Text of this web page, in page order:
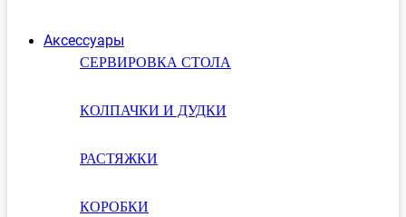
Аксессуары
СЕРВИРОВКА СТОЛА
КОЛПАЧКИ И ДУДКИ
РАСТЯЖКИ
КОРОБКИ